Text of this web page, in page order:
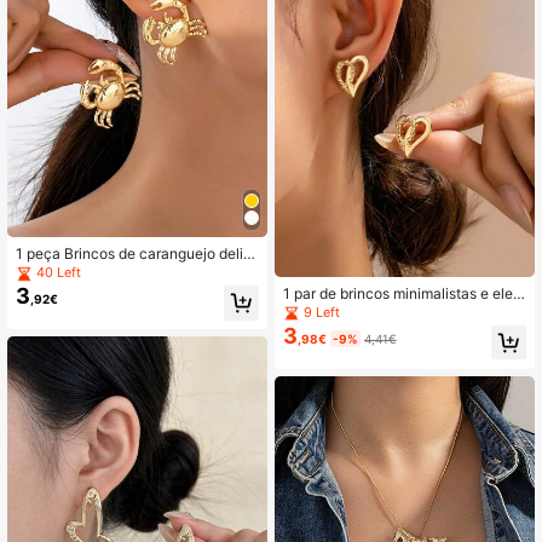
1 peça Brincos de caranguejo delic
ados, estilo de férias
40 Left
3 ,92€
1 par de brincos minimalistas e eleg
antes em formato de coração doura
do (para mulheres)
9 Left
3 ,98€ -9% 4,41€